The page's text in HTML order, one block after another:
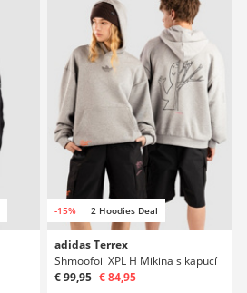
-15% 2 Hoodies Deal
adidas Terrex
Shmoofoil XPL H Mikina s kapucí
€ 99,95 € 84,95